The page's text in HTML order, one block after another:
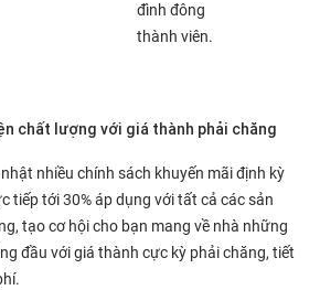
đình đông
thành viên.
chất lượng với giá thành phải chăng
nhiều chính sách khuyến mãi định kỳ
tiếp tới 30% áp dụng với tất cả các sản
tạo cơ hội cho bạn mang về nhà những
đầu với giá thành cực kỳ phải chăng, tiết